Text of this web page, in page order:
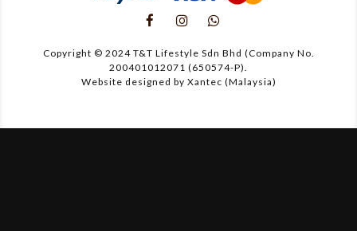
Copyright © 2024 T&T Lifestyle Sdn Bhd (Company No.
200401012071 (650574-P).
Website designed by Xantec (Malaysia)